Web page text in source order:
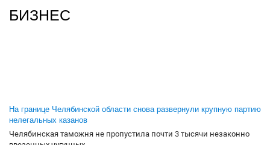
БИЗНЕС
На границе Челябинской области снова развернули крупную партию
нелегальных казанов
Челябинская таможня не пропустила почти 3 тысячи незаконно